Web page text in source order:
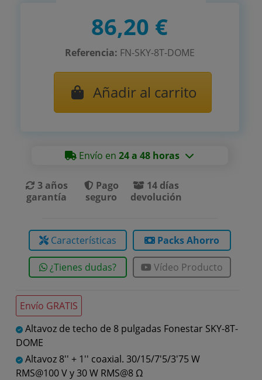
Envío GRATIS
Altavoz de techo de 8 pulgadas Fonestar SKY-8T-
DOME
Altavoz 8'' + 1'' coaxial. 30/15/7'5/3'75 W
RMS@100 V y 30 W RMS@8 Ω
86,20 €
Referencia: FN-SKY-8T-DOME
Añadir al carrito
Envío en24 a 48 horas
3 años
garantía
Pago
seguro
14 días
devolución
Características Packs Ahorro
¿Tienes dudas? Vídeo Producto